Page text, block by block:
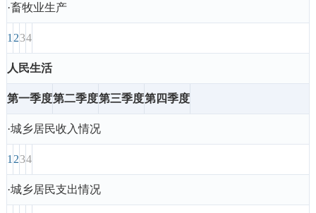
·畜牧业生产
1 234
人民生活
第一季度第二季度第三季度第四季度
·城乡居民收入情况
1 234
·城乡居民支出情况